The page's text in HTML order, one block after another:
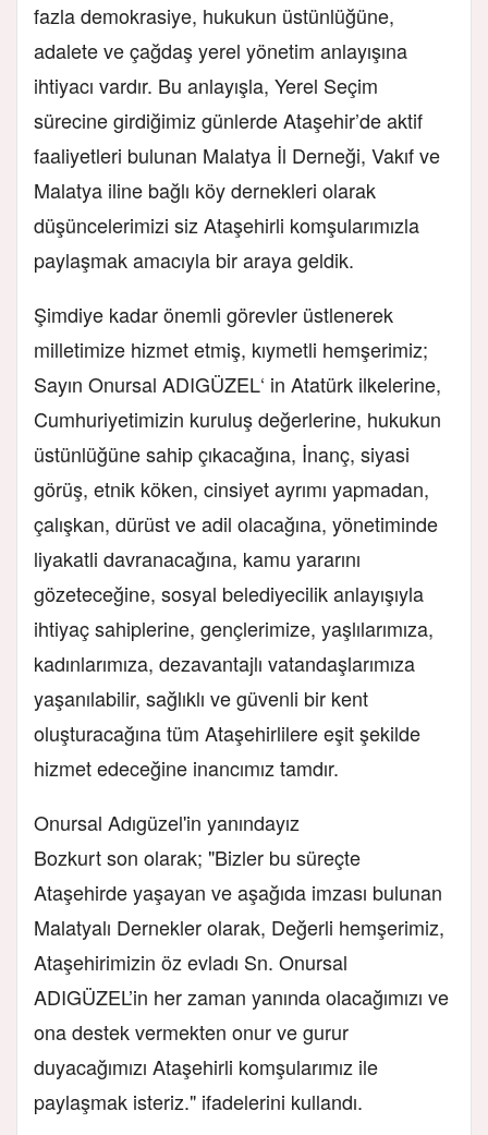
fazla demokrasiye, hukukun üstünlüğüne,
adalete ve çağdaş yerel yönetim anlayışına
ihtiyacı vardır. Bu anlayışla, Yerel Seçim
sürecine girdiğimiz günlerde Ataşehir’de aktif
faaliyetleri bulunan Malatya İl Derneği, Vakıf ve
Malatya iline bağlı köy dernekleri olarak
düşüncelerimizi siz Ataşehirli komşularımızla
paylaşmak amacıyla bir araya geldik.
Şimdiye kadar önemli görevler üstlenerek
milletimize hizmet etmiş, kıymetli hemşerimiz;
Sayın Onursal ADIGÜZEL‘ in Atatürk ilkelerine,
Cumhuriyetimizin kuruluş değerlerine, hukukun
üstünlüğüne sahip çıkacağına, İnanç, siyasi
görüş, etnik köken, cinsiyet ayrımı yapmadan,
çalışkan, dürüst ve adil olacağına, yönetiminde
liyakatli davranacağına, kamu yararını
gözeteceğine, sosyal belediyecilik anlayışıyla
ihtiyaç sahiplerine, gençlerimize, yaşlılarımıza,
kadınlarımıza, dezavantajlı vatandaşlarımıza
yaşanılabilir, sağlıklı ve güvenli bir kent
oluşturacağına tüm Ataşehirlilere eşit şekilde
hizmet edeceğine inancımız tamdır.
Onursal Adıgüzel'in yanındayız
Bozkurt son olarak; "Bizler bu süreçte
Ataşehirde yaşayan ve aşağıda imzası bulunan
Malatyalı Dernekler olarak, Değerli hemşerimiz,
Ataşehirimizin öz evladı Sn. Onursal
ADIGÜZEL’in her zaman yanında olacağımızı ve
ona destek vermekten onur ve gurur
duyacağımızı Ataşehirli komşularımız ile
paylaşmak isteriz." ifadelerini kullandı.